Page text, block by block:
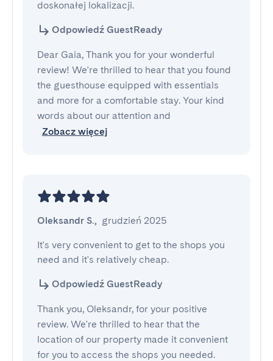
doskonałej lokalizacji.
Odpowiedź GuestReady
Dear Gaia, Thank you for your wonderful
review! We're thrilled to hear that you found
the guesthouse equipped with essentials
and more for a comfortable stay. Your kind
words about our attention and
Zobacz więcej
Oleksandr S., grudzień 2025
It's very convenient to get to the shops you
need and it's relatively cheap.
Odpowiedź GuestReady
Thank you, Oleksandr, for your positive
review. We're thrilled to hear that the
location of our property made it convenient
for you to access the shops you needed.